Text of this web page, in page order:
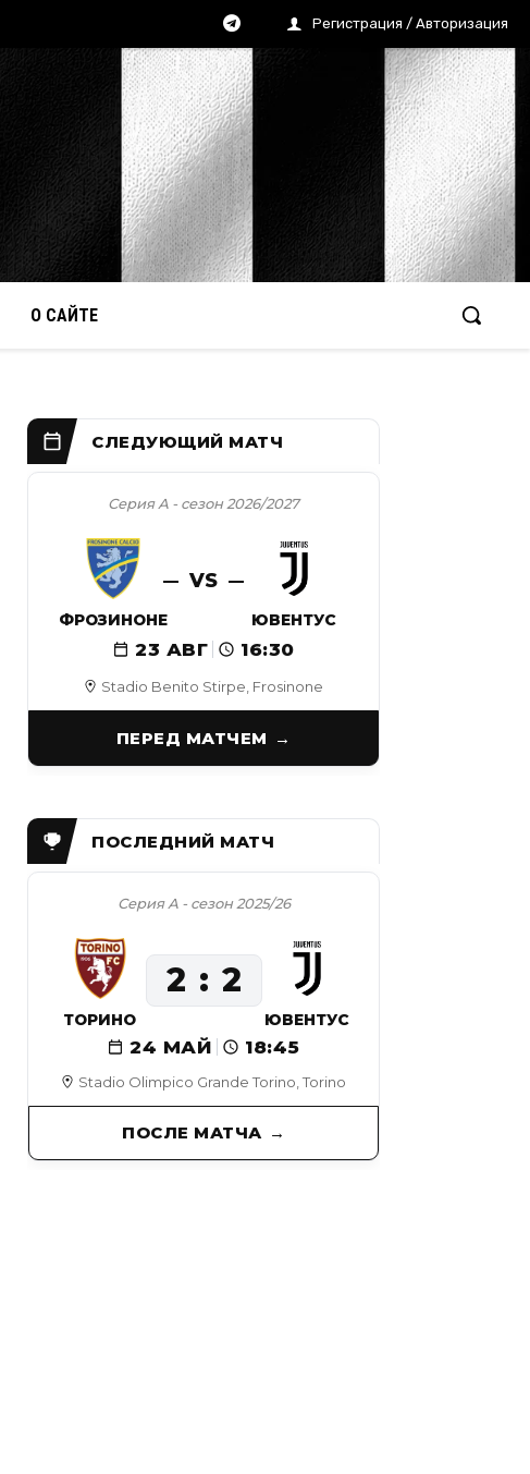
Регистрация / Авторизация
О САЙТЕ
Stadio Benito Stirpe, Frosinone
Серия А - сезон 2026/2027
ФРОЗИНОНЕ
VS
ЮВЕНТУС
23 АВГ 16:30
ПЕРЕД МАТЧЕМ
Stadio Olimpico Grande Torino, Torino
Серия А - сезон 2025/26
24 МАЙ 18:45
ТОРИНО
2 2
ЮВЕНТУС
ПОСЛЕ МАТЧА